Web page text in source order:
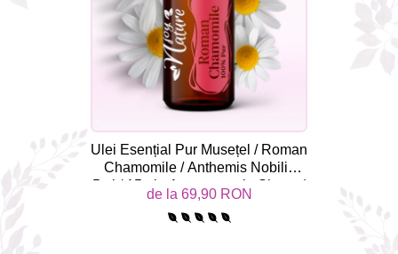
Ulei Esențial Pur Musețel / Roman
Chamomile / Anthemis Nobilis
5ml / 15ml - Aromaterapie Sigura |
nJoy Nature
de la 69,90 RON